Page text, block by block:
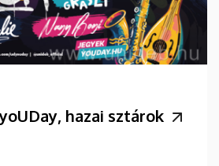
hazai sztárok